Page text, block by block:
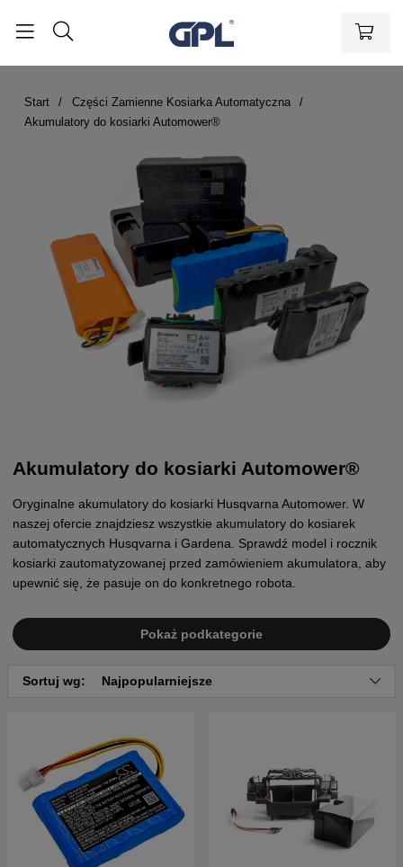
Start
Części Zamienne Kosiarka Automatyczna
Akumulatory do kosiarki Automower®
Akumulatory do kosiarki Automower®
Oryginalne akumulatory do kosiarki Husqvarna Automower. W
naszej ofercie znajdziesz wszystkie akumulatory do kosiarek
automatycznych Husqvarna i Gardena. Sprawdź model i rocznik
kosiarki zautomatyzowanej przed zamówieniem akumulatora, aby
upewnić się, że pasuje on do konkretnego robota.
Pokaż podkategorie
Sortuj wg: Najpopularniejsze